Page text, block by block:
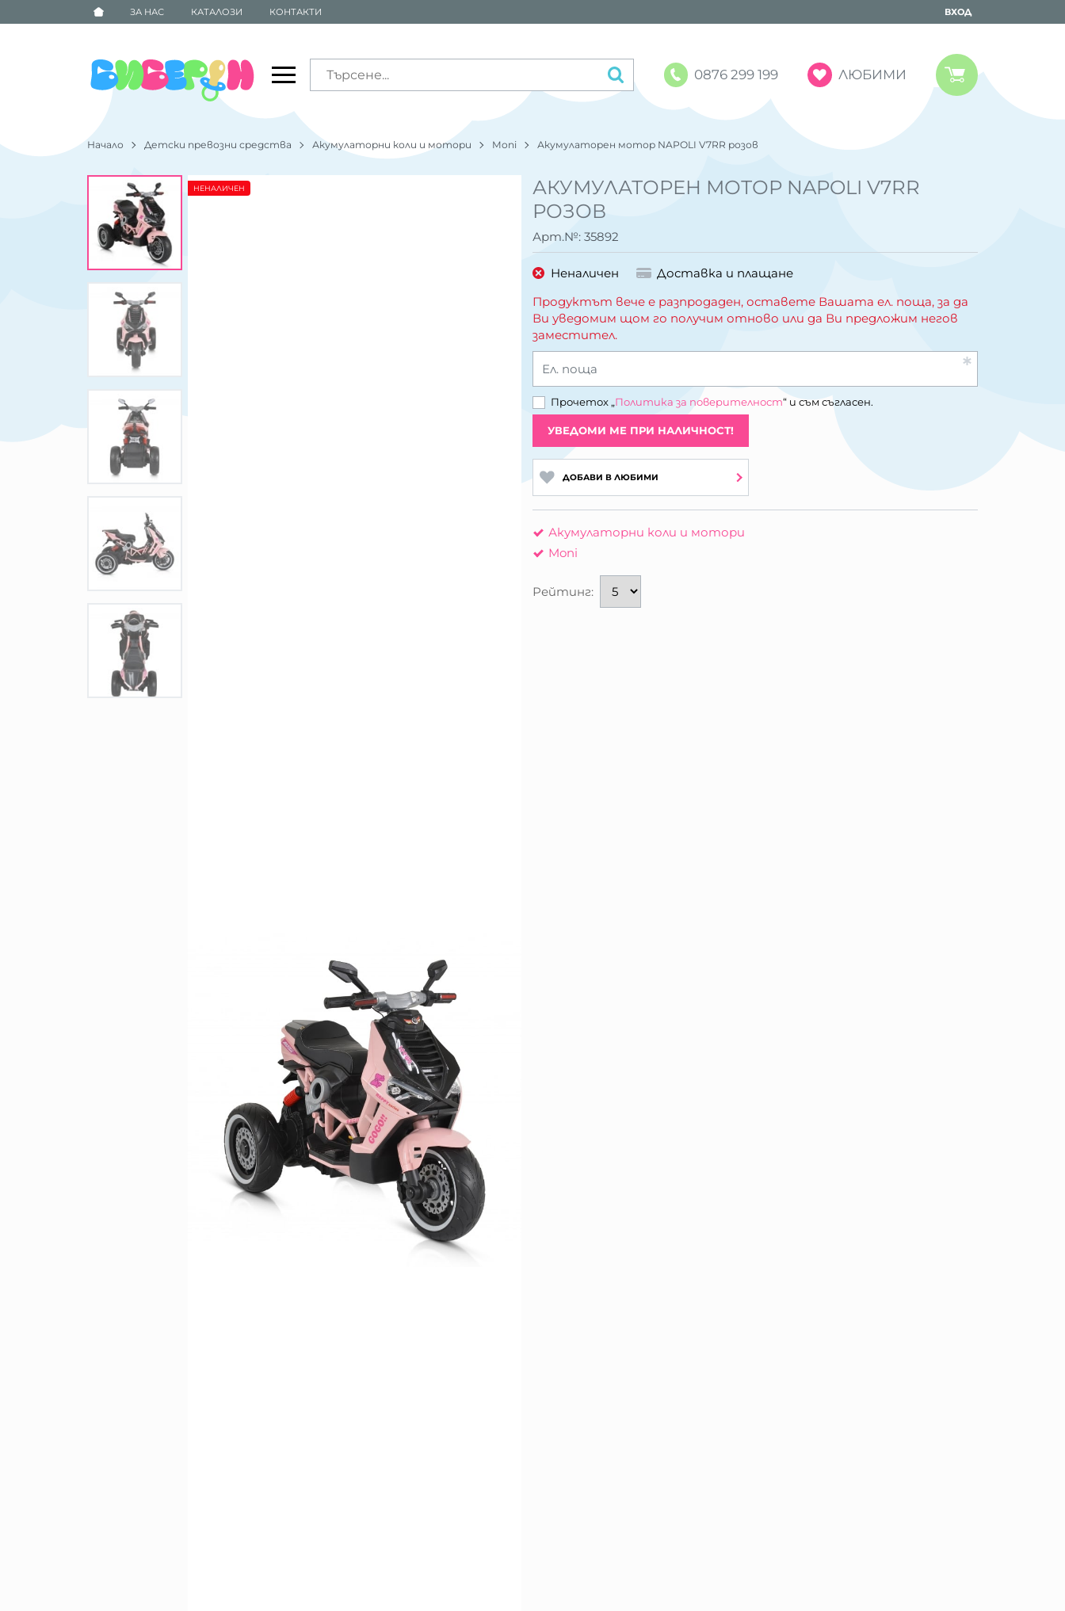
ЗА НАС КАТАЛОЗИ КОНТАКТИ ВХОД
0876 299 199 ЛЮБИМИ
Начало Детски превозни средства Акумулаторни коли и мотори Moni Акумулаторен мотор NAPOLI V7RR розов
АКУМУЛАТОРЕН МОТОР NAPOLI V7RR
РОЗОВ
Арт.№: 35892
НЕНАЛИЧЕН
Неналичен
Доставка и плащане
Продуктът вече е разпродаден, оставете Вашата ел. поща, за да
Ви уведомим щом го получим отново или да Ви предложим негов
заместител.
Ел. поща
Прочетох „Политика за поверителност“ и съм съгласен.
УВЕДОМИ МЕ ПРИ НАЛИЧНОСТ!
ДОБАВИ В ЛЮБИМИ
Акумулаторни коли и мотори
Moni
Рейтинг: